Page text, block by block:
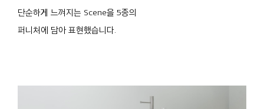
단순하게 느껴지는 Scene을 5종의
퍼니처에 담아 표현했습니다.